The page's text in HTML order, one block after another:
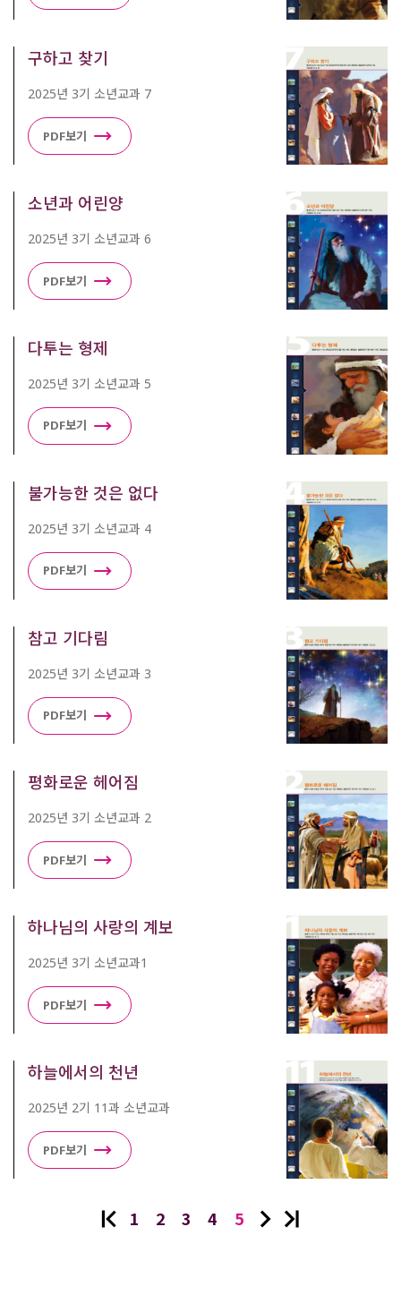
구하고 찾기
2025년 3기 소년교과 7
PDF보기
소년과 어린양
2025년 3기 소년교과 6
PDF보기
다투는 형제
2025년 3기 소년교과 5
PDF보기
불가능한 것은 없다
2025년 3기 소년교과 4
PDF보기
참고 기다림
2025년 3기 소년교과 3
PDF보기
평화로운 헤어짐
2025년 3기 소년교과 2
PDF보기
하나님의 사랑의 계보
2025년 3기 소년교과1
PDF보기
하늘에서의 천년
2025년 2기 11과 소년교과
PDF보기
1 2 3 4 5